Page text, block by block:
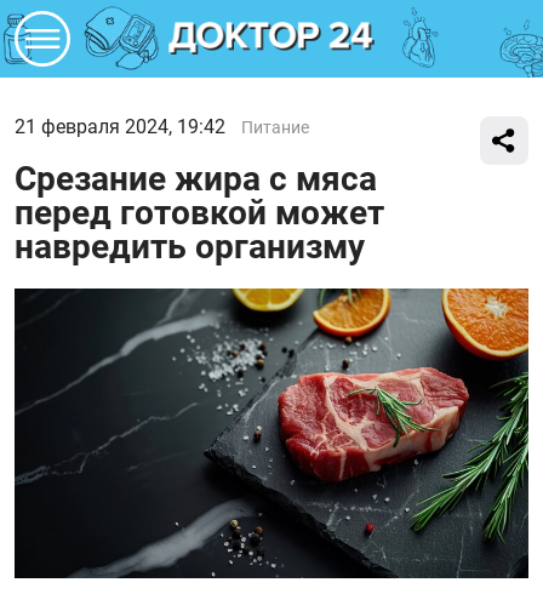
21 февраля 2024, 19:42 Питание
Срезание жира с мяса
перед готовкой может
навредить организму